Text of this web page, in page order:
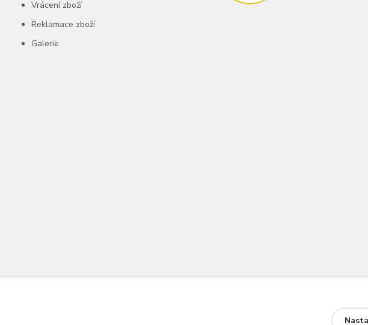
Vrácení zboží
Reklamace zboží
Galerie